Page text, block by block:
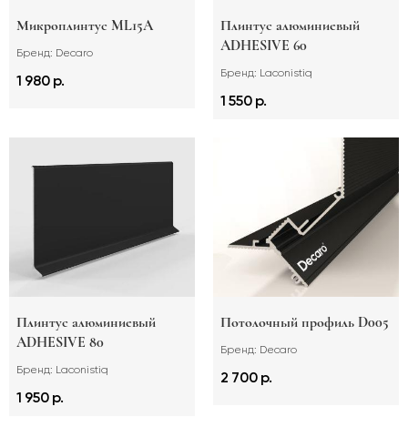
Микроплинтус ML15A
Бренд: Decaro
1 980 р.
Плинтус алюминиевый
ADHESIVE 60
Бренд: Laconistiq
1 550 р.
Плинтус алюминиевый
ADHESIVE 80
Бренд: Laconistiq
1 950 р.
Потолочный профиль D005
Бренд: Decaro
2 700 р.